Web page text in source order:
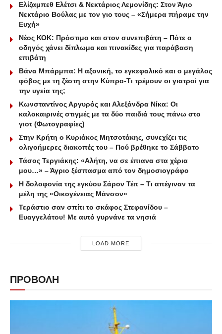
Ελίζαμπεθ Ελέτσι & Νεκτάριος Λεμονίδης: Στον Άγιο
Νεκτάριο Βούλας με τον γιο τους – «Σήμερα πήραμε την
Ευχή»
Νέος ΚΟΚ: Πρόστιμο και στον συνεπιβάτη – Πότε ο
οδηγός χάνει δίπλωμα και πινακίδες για παράβαση
επιβάτη
Βάνα Μπάρμπα: Η αξονική, το εγκεφαλικό και ο μεγάλος
φόβος με τη ζέστη στην Κύπρο-Τι τρέμουν οι γιατροί για
την υγεία της;
Κωνσταντίνος Αργυρός και Αλεξάνδρα Νίκα: Οι
καλοκαιρινές στιγμές με τα δύο παιδιά τους πάνω στο
γιοτ (Φωτογραφίες)
Στην Κρήτη ο Κυριάκος Μητσοτάκης, συνεχίζει τις
ολιγοήμερες διακοπές του – Πού βρέθηκε το Σάββατο
Τάσος Τεργιάκης: «Αλήτη, να σε έπιανα στα χέρια
μου…» – Άγριο ξέσπασμα από τον δημοσιογράφο
Η δολοφονία της εγκύου Σάρον Τέιτ – Τι απέγιναν τα
μέλη της «Οικογένειας Μάνσον»
Τεράστιο σαν σπίτι το σκάφος Στεφανίδου –
Ευαγγελάτου! Με αυτό γυρνάνε τα νησιά
LOAD MORE
ΠΡΟΒΟΛΗ